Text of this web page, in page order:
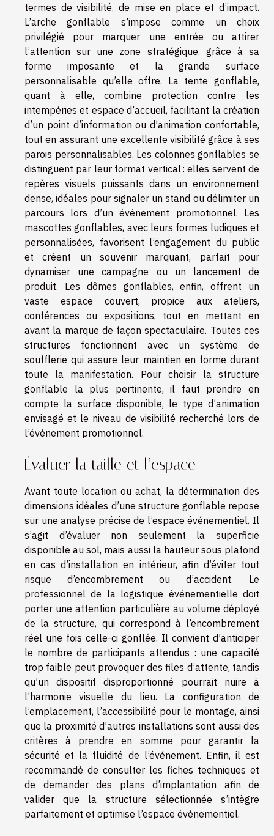
termes de visibilité, de mise en place et d’impact.
L’arche gonflable s’impose comme un choix
privilégié pour marquer une entrée ou attirer
l’attention sur une zone stratégique, grâce à sa
forme imposante et la grande surface
personnalisable qu’elle offre. La tente gonflable,
quant à elle, combine protection contre les
intempéries et espace d’accueil, facilitant la création
d’un point d’information ou d’animation confortable,
tout en assurant une excellente visibilité grâce à ses
parois personnalisables. Les colonnes gonflables se
distinguent par leur format vertical : elles servent de
repères visuels puissants dans un environnement
dense, idéales pour signaler un stand ou délimiter un
parcours lors d’un événement promotionnel. Les
mascottes gonflables, avec leurs formes ludiques et
personnalisées, favorisent l’engagement du public
et créent un souvenir marquant, parfait pour
dynamiser une campagne ou un lancement de
produit. Les dômes gonflables, enfin, offrent un
vaste espace couvert, propice aux ateliers,
conférences ou expositions, tout en mettant en
avant la marque de façon spectaculaire. Toutes ces
structures fonctionnent avec un système de
soufflerie qui assure leur maintien en forme durant
toute la manifestation. Pour choisir la structure
gonflable la plus pertinente, il faut prendre en
compte la surface disponible, le type d’animation
envisagé et le niveau de visibilité recherché lors de
l’événement promotionnel.
Évaluer la taille et l’espace
Avant toute location ou achat, la détermination des
dimensions idéales d’une structure gonflable repose
sur une analyse précise de l’espace événementiel. Il
s’agit d’évaluer non seulement la superficie
disponible au sol, mais aussi la hauteur sous plafond
en cas d’installation en intérieur, afin d’éviter tout
risque d’encombrement ou d’accident. Le
professionnel de la logistique événementielle doit
porter une attention particulière au volume déployé
de la structure, qui correspond à l’encombrement
réel une fois celle-ci gonflée. Il convient d’anticiper
le nombre de participants attendus : une capacité
trop faible peut provoquer des files d’attente, tandis
qu’un dispositif disproportionné pourrait nuire à
l’harmonie visuelle du lieu. La configuration de
l’emplacement, l’accessibilité pour le montage, ainsi
que la proximité d’autres installations sont aussi des
critères à prendre en somme pour garantir la
sécurité et la fluidité de l’événement. Enfin, il est
recommandé de consulter les fiches techniques et
de demander des plans d’implantation afin de
valider que la structure sélectionnée s’intègre
parfaitement et optimise l’espace événementiel.